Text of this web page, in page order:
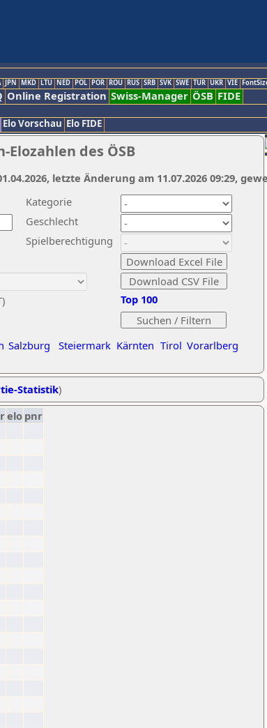
JPN MKD LTU NED POL POR ROU RUS SRB SVK SWE TUR UKR VIE
Online Registration Swiss-Manager ÖSB FIDE
Elo Vorschau Elo FIDE
des ÖSB
Kategorie
Geschlecht
Spielberechtigung
Salzburg Steiermark Kärnten Tirol Vorarlberg
Top 100
letzte Änderung am 11.07.2026 09:29,
Statistik)
elo pnr